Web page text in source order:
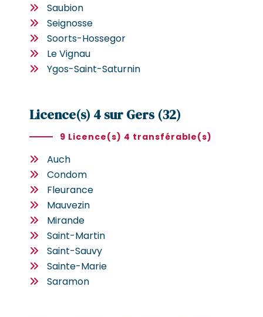
Saubion
Seignosse
Soorts-Hossegor
Le Vignau
Ygos-Saint-Saturnin
Licence(s) 4 sur Gers (32)
9 Licence(s) 4 transférable(s)
Auch
Condom
Fleurance
Mauvezin
Mirande
Saint-Martin
Saint-Sauvy
Sainte-Marie
Saramon